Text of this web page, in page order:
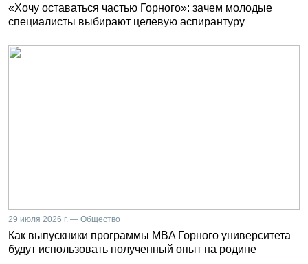
«Хочу оставаться частью Горного»: зачем молодые
специалисты выбирают целевую аспирантуру
29 июля 2026 г. — Общество
Как выпускники программы MBA Горного университета
будут использовать полученный опыт на родине